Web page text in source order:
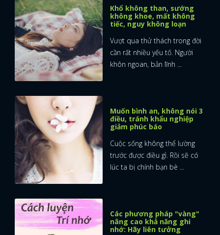
Khổ không than, sướng
không khoe, mất không
tiếc, nguy không loạn
Vượt qua thử thách trong đời
cần rất nhiều yếu tố. Người
khôn ngoan, bản lĩnh ...
Muốn bình an, không nói 3
điều, tránh khẩu nghiệp
giảm phúc báo
Cuộc sống không thể lường
trước được điều gì. Rồi sẽ có
lúc ta bị chính bạn bè ...
Các phương pháp "vàng"
nâng cao khả năng ghi
nhớ: Hãy liên tưởng